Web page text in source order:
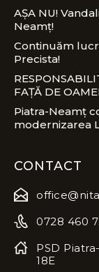
AȘA NU!
Neamț!
Continuăm
Precista!
FAȚĂ DE
Piatra-Neamț
modernizarea
CONTACT
0728 460
PSD
18E